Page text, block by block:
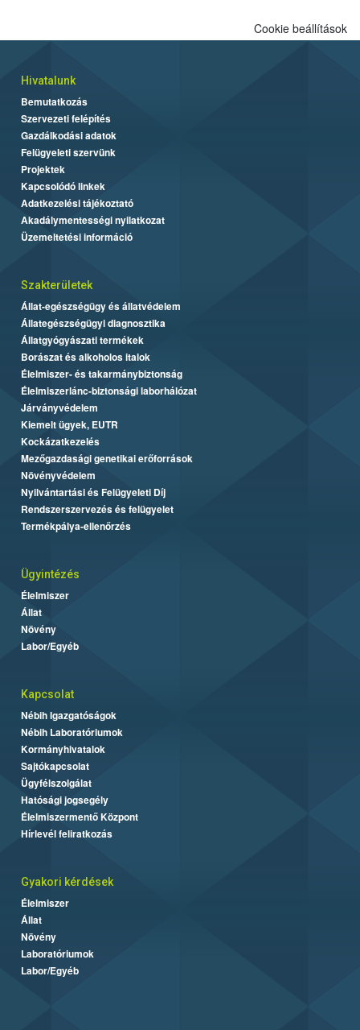
Cookie beállítások
Hivatalunk
Bemutatkozás
Szervezeti felépítés
Gazdálkodási adatok
Felügyeleti szervünk
Projektek
Kapcsolódó linkek
Adatkezelési tájékoztató
Akadálymentességi nyilatkozat
Üzemeltetési információ
Szakterületek
Állat-egészségügy és állatvédelem
Állategészségügyi diagnosztika
Állatgyógyászati termékek
Borászat és alkoholos italok
Élelmiszer- és takarmánybiztonság
Élelmiszerlánc-biztonsági laborhálózat
Járványvédelem
Kiemelt ügyek, EUTR
Kockázatkezelés
Mezőgazdasági genetikai erőforrások
Növényvédelem
Nyilvántartási és Felügyeleti Díj
Rendszerszervezés és felügyelet
Termékpálya-ellenőrzés
Ügyintézés
Élelmiszer
Állat
Növény
Labor/Egyéb
Kapcsolat
Nébih Igazgatóságok
Nébih Laboratóriumok
Kormányhivatalok
Sajtókapcsolat
Ügyfélszolgálat
Hatósági jogsegély
Élelmiszermentő Központ
Hírlevél feliratkozás
Gyakori kérdések
Élelmiszer
Állat
Növény
Laboratóriumok
Labor/Egyéb